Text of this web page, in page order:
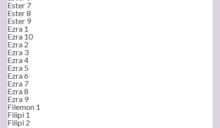
Ester 7
Ester 8
Ester 9
Ezra 1
Ezra 10
Ezra 2
Ezra 3
Ezra 4
Ezra 5
Ezra 6
Ezra 7
Ezra 8
Ezra 9
Filemon 1
Filipi 1
Filipi 2